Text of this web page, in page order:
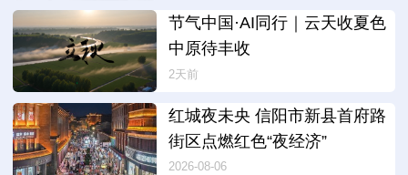
节气中国·AI同行｜云天收夏色
中原待丰收
2天前
红城夜未央 信阳市新县首府路
街区点燃红色“夜经济”
2026-08-06